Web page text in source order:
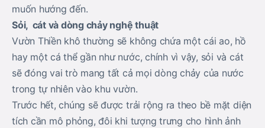
muốn hướng đến.
Sỏi, cát và dòng chảy nghệ thuật
Vườn Thiền khô thường sẽ không chứa một cái ao, hồ
hay một cá thể gần như nước, chính vì vậy, sỏi và cát
sẽ đóng vai trò mang tất cả mọi dòng chảy của nước
trong tự nhiên vào khu vườn.
Trước hết, chúng sẽ được trải rộng ra theo bề mặt diện
tích cần mô phỏng, đôi khi tượng trưng cho hình ảnh